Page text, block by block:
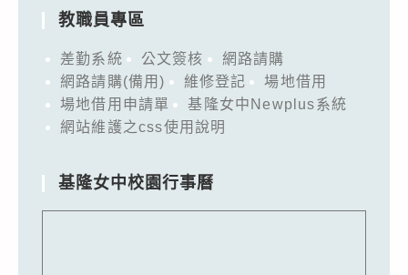
教職員專區
差勤系統 公文簽核
網路請購
網路請購(備用)
維修登記
場地借用
場地借用申請單
基隆女中Newplus系統
網站維護之css使用說明
基隆女中校園行事曆